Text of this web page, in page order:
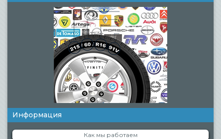
Информация
Как мы работаем